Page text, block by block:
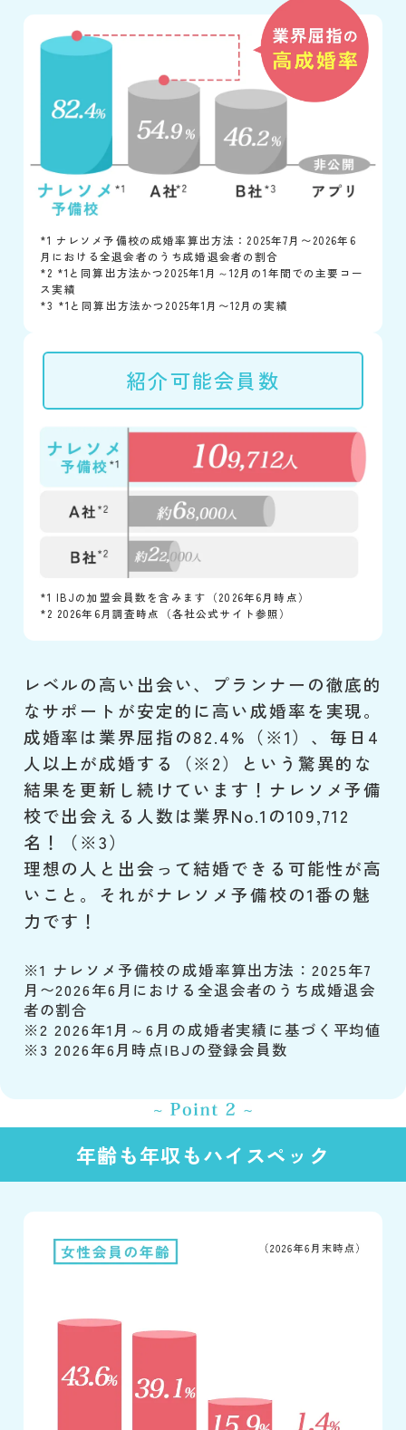
*1 ナレソメ予備校の成婚率算出方法：2025年7月〜2026年6
月における全退会者のうち成婚退会者の割合
*2 *1と同算出方法かつ2025年1月～12月の1年間での主要コー
ス実績
*3 *1と同算出方法かつ2025年1月〜12月の実績
紹介可能会員数
*1 IBJの加盟会員数を含みます（2026年6月時点）
*2 2026年6月調査時点（各社公式サイト参照）
レベルの高い出会い、プランナーの徹底的
なサポートが安定的に高い成婚率を実現。
成婚率は業界屈指の82.4%（※1）、毎日4
人以上が成婚する（※2）という驚異的な
結果を更新し続けています！ナレソメ予備
校で出会える人数は業界No.1の109,712
名！（※3）
理想の人と出会って結婚できる可能性が高
いこと。それがナレソメ予備校の1番の魅
力です！
※1 ナレソメ予備校の成婚率算出方法：2025年7
月〜2026年6月における全退会者のうち成婚退会
者の割合
※2 2026年1月～6月の成婚者実績に基づく平均値
※3 2026年6月時点IBJの登録会員数
年齢も年収もハイスペック